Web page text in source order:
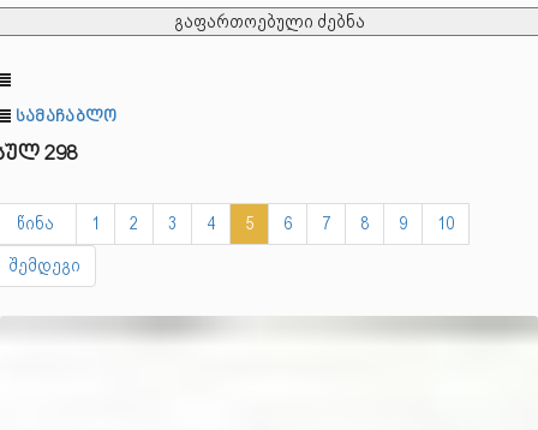
გაფართოებული ძებნა
სამაჩაბლო
298
წინა 1 2 3 4 5 6 7 8 9
10
შემდეგი